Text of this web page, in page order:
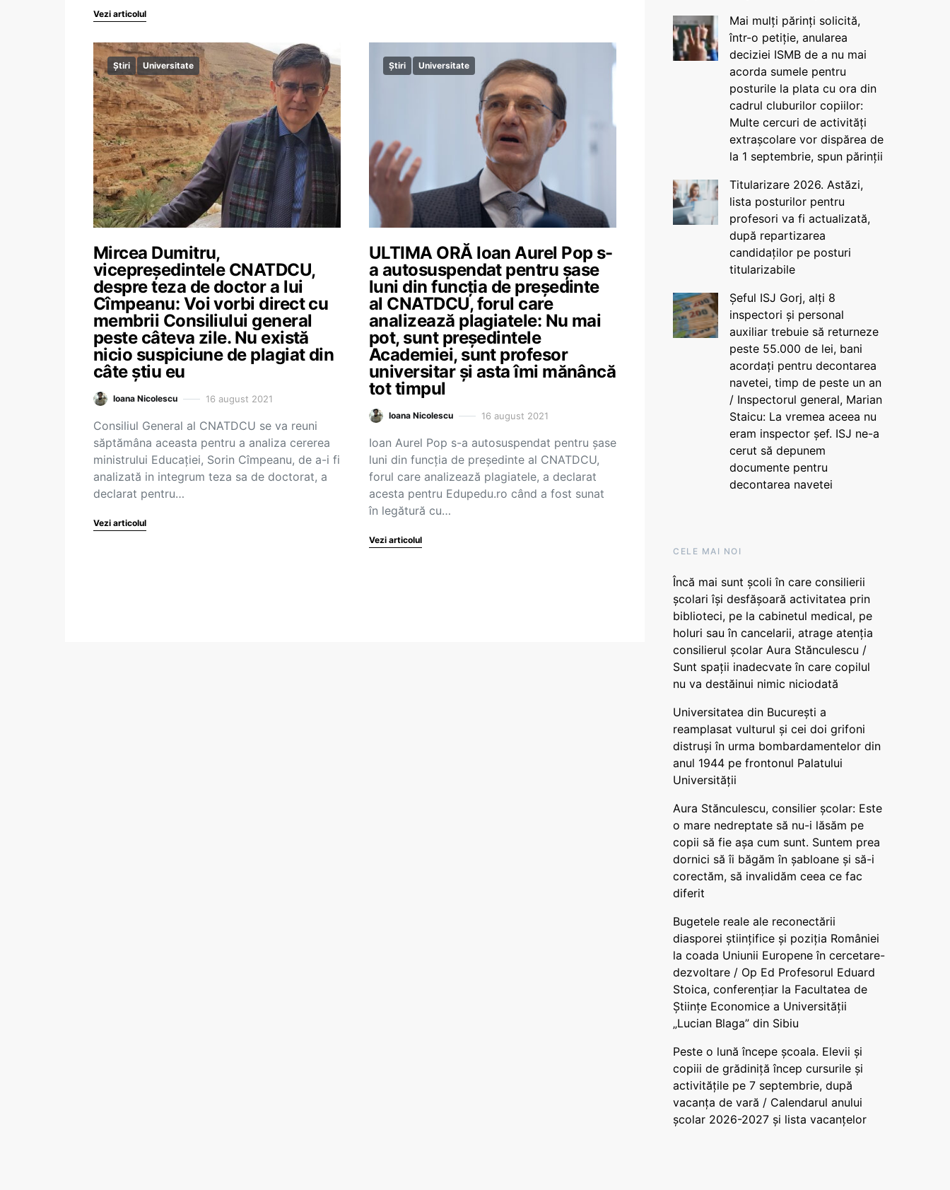
Vezi articolul
Știri Universitate
Mircea Dumitru,
vicepreședintele CNATDCU,
despre teza de doctor a lui
Cîmpeanu: Voi vorbi direct cu
membrii Consiliului general
peste câteva zile. Nu există
nicio suspiciune de plagiat din
câte știu eu
Ioana Nicolescu 16 august 2021
Consiliul General al CNATDCU se va reuni
săptămâna aceasta pentru a analiza cererea
ministrului Educației, Sorin Cîmpeanu, de a-i fi
analizată in integrum teza sa de doctorat, a
declarat pentru…
Vezi articolul
Știri Universitate
ULTIMA ORĂ Ioan Aurel Pop s-
a autosuspendat pentru șase
luni din funcția de președinte
al CNATDCU, forul care
analizează plagiatele: Nu mai
pot, sunt președintele
Academiei, sunt profesor
universitar și asta îmi mănâncă
tot timpul
Ioana Nicolescu 16 august 2021
Ioan Aurel Pop s-a autosuspendat pentru șase
luni din funcția de președinte al CNATDCU,
forul care analizează plagiatele, a declarat
acesta pentru Edupedu.ro când a fost sunat
în legătură cu…
Vezi articolul
Mai mulți părinți solicită,
într-o petiție, anularea
deciziei ISMB de a nu mai
acorda sumele pentru
posturile la plata cu ora din
cadrul cluburilor copiilor:
Multe cercuri de activități
extrașcolare vor dispărea de
la 1 septembrie, spun părinții
Titularizare 2026. Astăzi,
lista posturilor pentru
profesori va fi actualizată,
după repartizarea
candidaților pe posturi
titularizabile
Șeful ISJ Gorj, alți 8
inspectori și personal
auxiliar trebuie să returneze
peste 55.000 de lei, bani
acordați pentru decontarea
navetei, timp de peste un an
/ Inspectorul general, Marian
Staicu: La vremea aceea nu
eram inspector șef. ISJ ne-a
cerut să depunem
documente pentru
decontarea navetei
CELE MAI NOI
Încă mai sunt școli în care consilierii
școlari își desfășoară activitatea prin
biblioteci, pe la cabinetul medical, pe
holuri sau în cancelarii, atrage atenția
consilierul școlar Aura Stănculescu /
Sunt spații inadecvate în care copilul
nu va destăinui nimic niciodată
Universitatea din București a
reamplasat vulturul și cei doi grifoni
distruși în urma bombardamentelor din
anul 1944 pe frontonul Palatului
Universității
Aura Stănculescu, consilier școlar: Este
o mare nedreptate să nu-i lăsăm pe
copii să fie așa cum sunt. Suntem prea
dornici să îi băgăm în șabloane și să-i
corectăm, să invalidăm ceea ce fac
diferit
Bugetele reale ale reconectării
diasporei științifice și poziția României
la coada Uniunii Europene în cercetare-
dezvoltare / Op Ed Profesorul Eduard
Stoica, conferențiar la Facultatea de
Științe Economice a Universității
„Lucian Blaga” din Sibiu
Peste o lună începe școala. Elevii și
copiii de grădiniță încep cursurile și
activitățile pe 7 septembrie, după
vacanța de vară / Calendarul anului
școlar 2026-2027 și lista vacanțelor